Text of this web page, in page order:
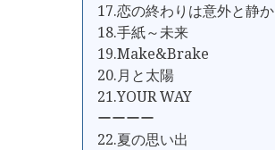
17.恋の終わりは意外と静
18.手紙～未来
19.Make&Brake
20.月と太陽
21.YOUR WAY
ーーーー
22.夏の思い出